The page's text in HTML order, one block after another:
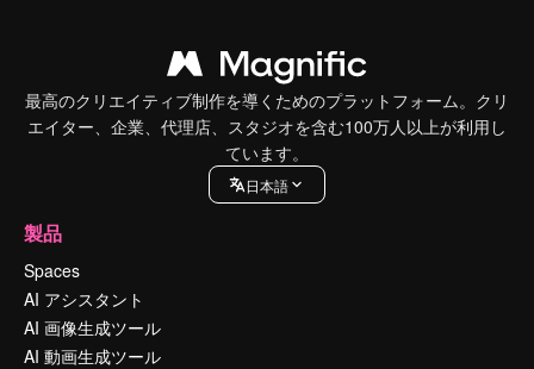
最高のクリエイティブ制作を導くためのプラットフォーム。クリ
エイター、企業、代理店、スタジオを含む100万人以上が利用し
ています。
日本語
製品
Spaces
AI アシスタント
AI 画像生成ツール
AI 動画生成ツール